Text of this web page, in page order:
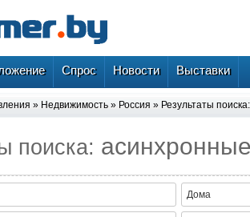
Спрос Новости Выставки
» Недвижимость » Россия » Результаты
поиска:
Дома